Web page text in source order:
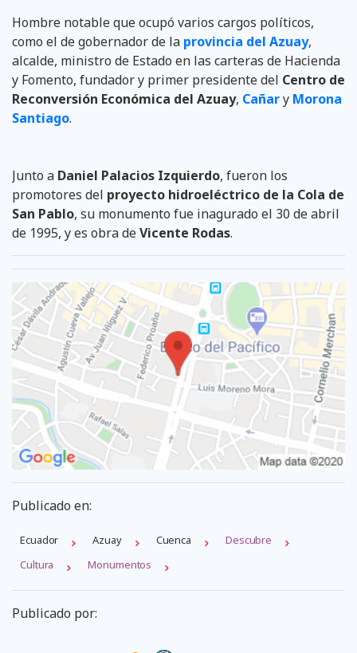
Hombre notable que ocupó varios cargos políticos,
como el de gobernador de la provincia del Azuay,
alcalde, ministro de Estado en las carteras de Hacienda
y Fomento, fundador y primer presidente del Centro de
Reconversión Económica del Azuay, Cañary Morona
Santiago.
Junto a Daniel Palacios Izquierdo, fueron los
promotores del proyecto hidroeléctrico de la Cola de
San Pablo, su monumento fue inagurado el 30 de abril
de 1995, y es obra deVicente Rodas.
Publicado en:
Ecuador Azuay Cuenca
Descubre
Cultura
Monumentos
Publicado por: